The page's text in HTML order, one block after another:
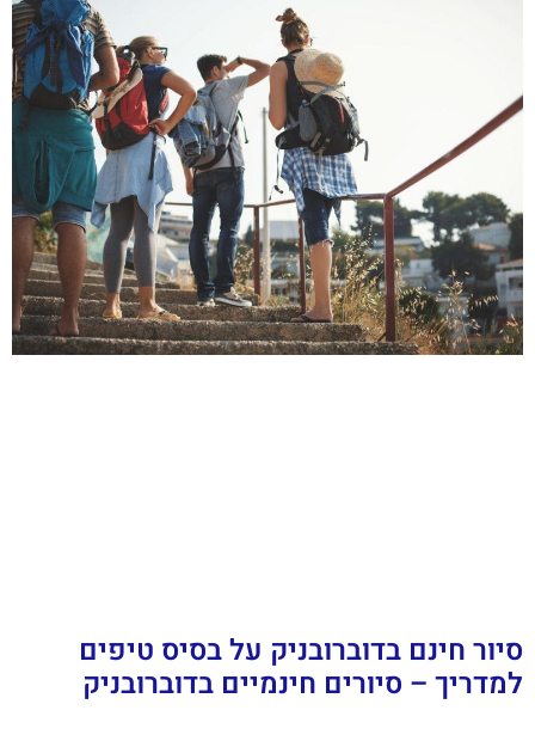
סיור חינם בדוברובניק על בסיס טיפים
למדריך – סיורים חינמיים בדוברובניק